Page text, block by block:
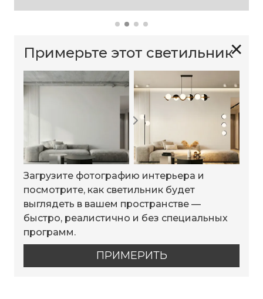
✕
Примерьте этот светильник
Загрузите фотографию интерьера и
посмотрите, как светильник будет
выглядеть в вашем пространстве —
быстро, реалистично и без специальных
программ.
ПРИМЕРИТЬ